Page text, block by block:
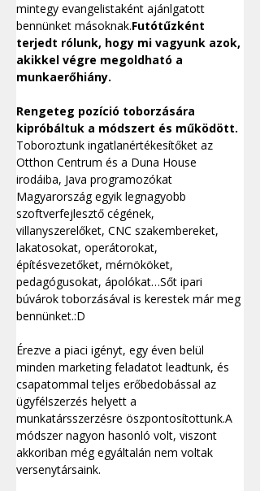
mintegy evangelistaként ajánlgatott
bennünket másoknak.Futótűzként
terjedt rólunk, hogy mi vagyunk azok,
akikkel végre megoldható a
munkaerőhiány.
Rengeteg pozíció toborzására
kipróbáltuk a módszert és működött.
Toboroztunk ingatlanértékesítőket az
Otthon Centrum és a Duna House
irodáiba, Java programozókat
Magyarország egyik legnagyobb
szoftverfejlesztő cégének,
villanyszerelőket, CNC szakembereket,
lakatosokat, operátorokat,
építésvezetőket, mérnököket,
pedagógusokat, ápolókat…Sőt ipari
búvárok toborzásával is kerestek már meg
bennünket.:D
Érezve a piaci igényt, egy éven belül
minden marketing feladatot leadtunk, és
csapatommal teljes erőbedobással az
ügyfélszerzés helyett a
munkatársszerzésre öszpontosítottunk.A
módszer nagyon hasonló volt, viszont
akkoriban még egyáltalán nem voltak
versenytársaink.